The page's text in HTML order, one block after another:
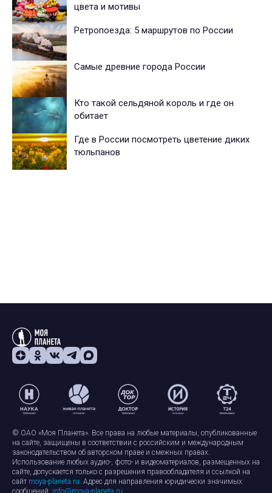
цвета и мотивы
Ретропоезда: 5 маршрутов по России
Самые древние города России
Кто такой сельдяной король и где он
обитает
Где в России посмотреть цветение диких
тюльпанов
© ОАО «Моя Планета». Все права на любые материалы, опубликованные
на сайте, защищены в соответствии с российским и международным
законодательством об авторском праве и смежных правах.
Использование любых аудио-, фото- и видеоматериалов, размещенных на
сайте, допускается только с разрешения правообладателя и ссылкой на
сайт moya-planeta.ru. Адрес для направления юридически значимых
сообщений: info@moya-planeta.ru